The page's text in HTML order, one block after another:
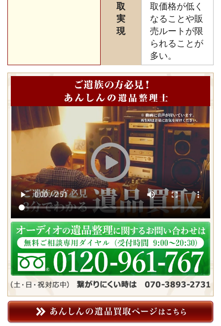
取
実
現
取価格が低く
なることや販
売ルートが限
られることが
多い。